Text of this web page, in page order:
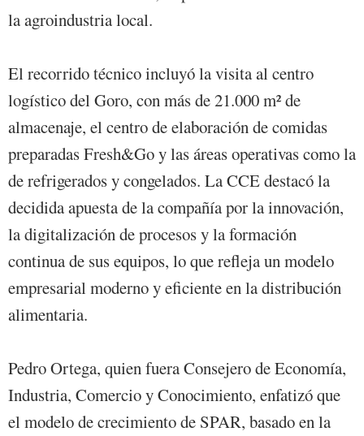
la agroindustria local.
El recorrido técnico incluyó la visita al centro
logístico del Goro, con más de 21.000 m² de
almacenaje, el centro de elaboración de comidas
preparadas Fresh&Go y las áreas operativas como la
de refrigerados y congelados. La CCE destacó la
decidida apuesta de la compañía por la innovación,
la digitalización de procesos y la formación
continua de sus equipos, lo que refleja un modelo
empresarial moderno y eficiente en la distribución
alimentaria.
Pedro Ortega, quien fuera Consejero de Economía,
Industria, Comercio y Conocimiento, enfatizó que
el modelo de crecimiento de SPAR, basado en la